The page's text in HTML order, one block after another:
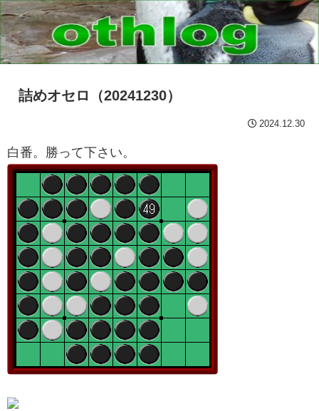
詰めオセロ（20241230）
2024.12.30
白番。勝って下さい。